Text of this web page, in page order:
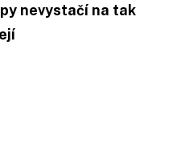
nevystačí na tak